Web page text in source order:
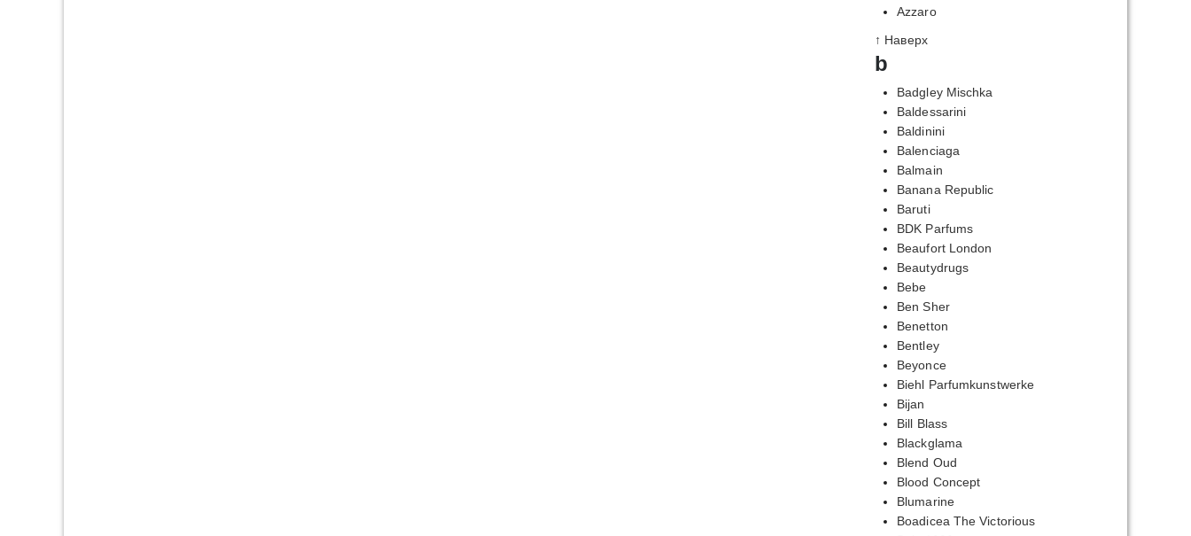
Azzaro
↑ Наверх
b
Badgley Mischka
Baldessarini
Baldinini
Balenciaga
Balmain
Banana Republic
Baruti
BDK Parfums
Beaufort London
Beautydrugs
Bebe
Ben Sher
Benetton
Bentley
Beyonce
Biehl Parfumkunstwerke
Bijan
Bill Blass
Blackglama
Blend Oud
Blood Concept
Blumarine
Boadicea The Victorious